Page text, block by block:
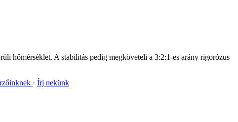
hőmérséklet. A stabilitás pedig megköveteli a 3:2:1-es arány rigorózus
Írj nekünk